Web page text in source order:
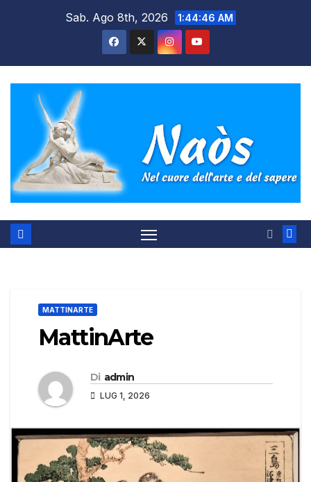
Sab. Ago 8th, 2026 1:44:47 AM
MATTINARTE
MattinArte
Di admin
LUG 1, 2026